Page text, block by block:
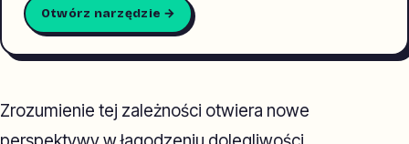
Otwórz narzędzie →
Zrozumienie tej zależności otwiera nowe